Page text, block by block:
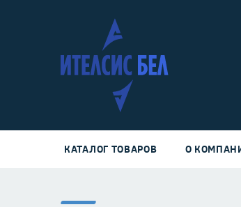
КАТАЛОГ ТОВАРОВ О